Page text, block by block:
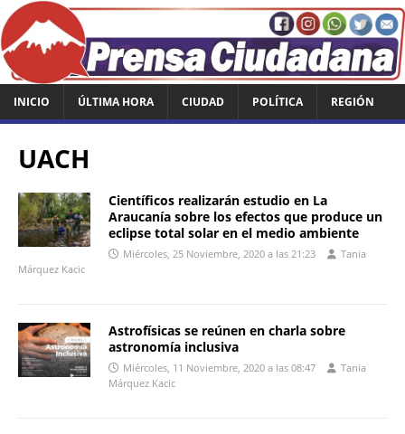
INICIO ÚLTIMA HORA CIUDAD POLÍTICA REGIÓN
UACH
Científicos realizarán estudio en La
Araucanía sobre los efectos que produce un
eclipse total solar en el medio ambiente
Miércoles, 25 Noviembre, 2020 a las 21:23
Tania
Márquez Kacic
Astrofísicas se reúnen en charla sobre
astronomía inclusiva
Miércoles, 11 Noviembre, 2020 a las 08:47
Tania
Márquez Kacic